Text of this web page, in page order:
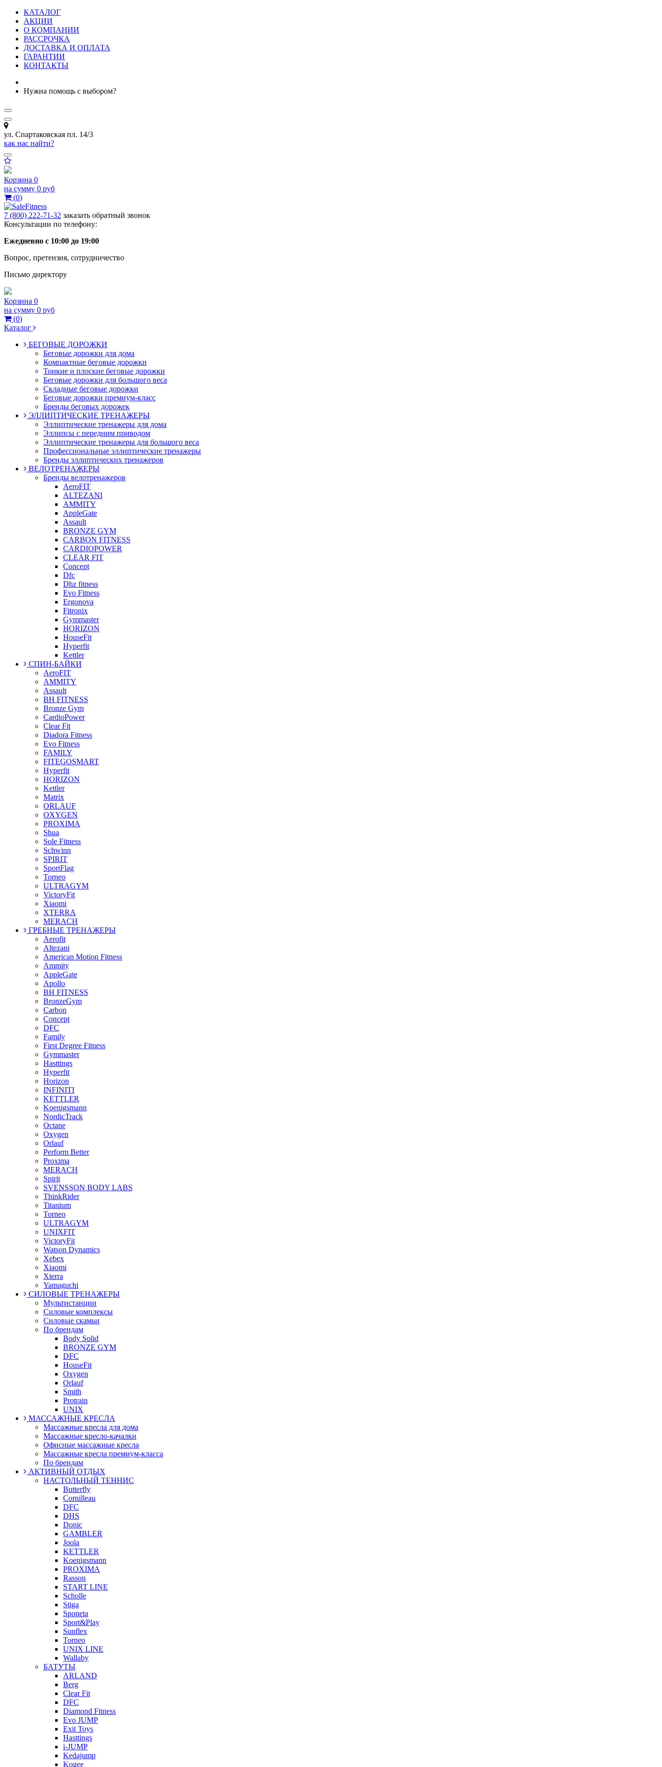
КАТАЛОГ
АКЦИИ
О КОМПАНИИ
РАССРОЧКА
ДОСТАВКА И ОПЛАТА
ГАРАНТИИ
КОНТАКТЫ
Нужна помощь с выбором?
ул. Спартаковская пл. 14/3
как нас найти?
Корзина 0
на сумму 0 руб
(0)
7 (800) 222-71-32 заказать обратный звонок
Консультации по телефону:
Ежедневно с 10:00 до 19:00
Вопрос, претензия, сотрудничество
Письмо директору
Корзина 0
на сумму 0 руб
(0)
Каталог
БЕГОВЫЕ ДОРОЖКИ
Беговые дорожки для дома
Компактные беговые дорожки
Тонкие и плоские беговые дорожки
Беговые дорожки для большого веса
Складные беговые дорожки
Беговые дорожки премиум-класс
Бренды беговых дорожек
ЭЛЛИПТИЧЕСКИЕ ТРЕНАЖЕРЫ
Эллиптические тренажеры для дома
Эллипсы с передним приводом
Эллиптические тренажеры для большого веса
Профессиональные эллиптические тренажеры
Бренды эллиптических тренажеров
ВЕЛОТРЕНАЖЕРЫ
Бренды велотренажеров
AeroFIT
ALTEZANI
AMMITY
AppleGate
Assault
BRONZE GYM
CARBON FITNESS
CARDIOPOWER
CLEAR FIT
Concept
Dfc
Dhz fitness
Evo Fitness
Ergonova
Fitronix
Gymmaster
HORIZON
HouseFit
Hyperfit
Kettler
СПИН-БАЙКИ
AeroFIT
AMMITY
Assault
BH FITNESS
Bronze Gym
CardioPower
Clear Fit
Diadora Fitness
Evo Fitness
FAMILY
FITEGOSMART
Hyperfit
HORIZON
Kettler
Matrix
ORLAUF
OXYGEN
PROXIMA
Shua
Sole Fitness
Schwinn
SPIRIT
SportFlag
Torneo
ULTRAGYM
VictoryFit
Xiaomi
XTERRA
MERACH
ГРЕБНЫЕ ТРЕНАЖЕРЫ
Aerofit
Altezani
American Motion Fitness
Ammity
AppleGate
Apollo
BH FITNESS
BronzeGym
Carbon
Concept
DFC
Family
First Degree Fitness
Gymmaster
Hasttings
Hyperfit
Horizon
INFINITI
KETTLER
Koenigsmann
NordicTrack
Octane
Oxygen
Orlauf
Perform Better
Proxima
MERACH
Spirit
SVENSSON BODY LABS
ThinkRider
Titanium
Torneo
ULTRAGYM
UNIXFIT
VictoryFit
Watson Dynamics
Xebex
Xiaomi
Xterra
Yamaguchi
СИЛОВЫЕ ТРЕНАЖЕРЫ
Мультистанции
Силовые комплексы
Силовые скамьи
По брендам
Body Solid
BRONZE GYM
DFC
HouseFit
Oxygen
Orlauf
Smith
Protrain
UNIX
МАССАЖНЫЕ КРЕСЛА
Массажные кресла для дома
Массажные кресло-качалки
Офисные массажные кресла
Массажные кресла премиум-класса
По брендам
АКТИВНЫЙ ОТДЫХ
НАСТОЛЬНЫЙ ТЕННИС
Butterfly
Cornilleau
DFC
DHS
Donic
GAMBLER
Joola
KETTLER
Koenigsmann
PROXIMA
Rasson
START LINE
Scholle
Stiga
Sponeta
Sport&Play
Sunflex
Torneo
UNIX LINE
Wallaby
БАТУТЫ
ARLAND
Berg
Clear Fit
DFC
Diamond Fitness
Evo JUMP
Exit Toys
Hasttings
i-JUMP
Kedajump
Kogee